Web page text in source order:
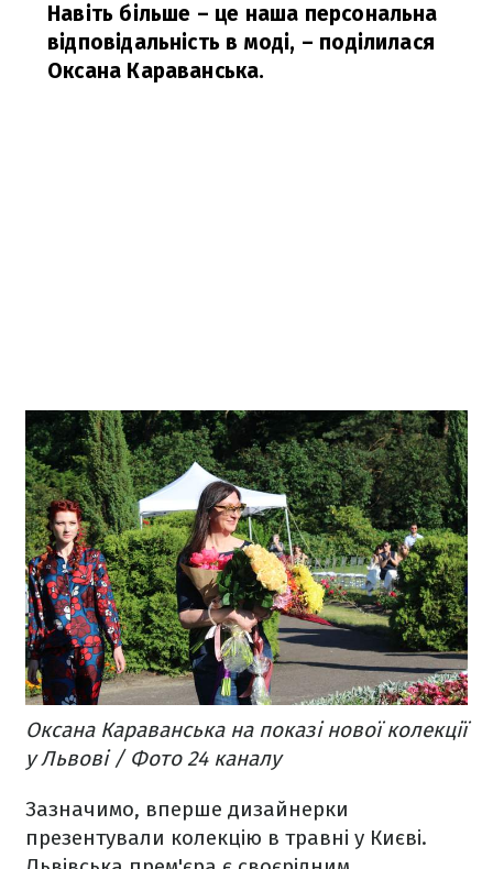
Навіть більше – це наша персональна
відповідальність в моді, – поділилася
Оксана Караванська.
Оксана Караванська на показі нової колекції
у Львові / Фото 24 каналу
Зазначимо, вперше дизайнерки
презентували колекцію в травні у Києві.